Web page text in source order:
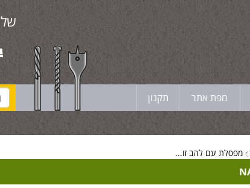
מפת אתר תקנון
מפסלת עם להב זו...